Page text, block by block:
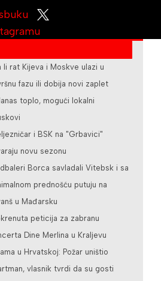
li rat Kijeva i Moskve ulazi u
fazu ili dobija novi zaplet
toplo, mogući lokalni
i BSK na "Grbavici"
novu sezonu
Borca savladali Vitebsk i sa
prednošću putuju na
u Mađarsku
peticija za zabranu
Dine Merlina u Kraljevu
u Hrvatskoj: Požar uništio
vlasnik tvrdi da su gosti